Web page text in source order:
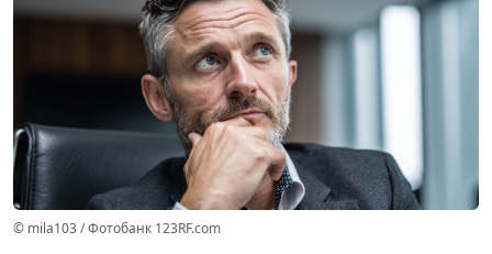
© mila103 / Фотобанк 123RF.com